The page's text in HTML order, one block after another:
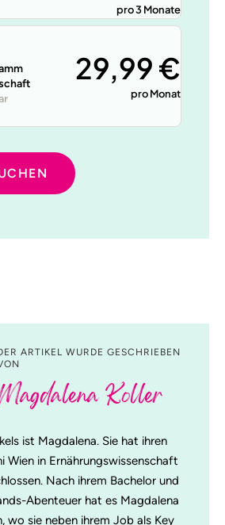
pro 3 Monate
29,99 €
pro Monat
ARTIKEL WURDE GESCHRIEBEN
Koller
ist Magdalena. Sie hat ihren
Wien in Ernährungswissenschaft
Nach ihrem Bachelor und
Abenteuer hat es Magdalena
wo sie neben ihrem Job als Key